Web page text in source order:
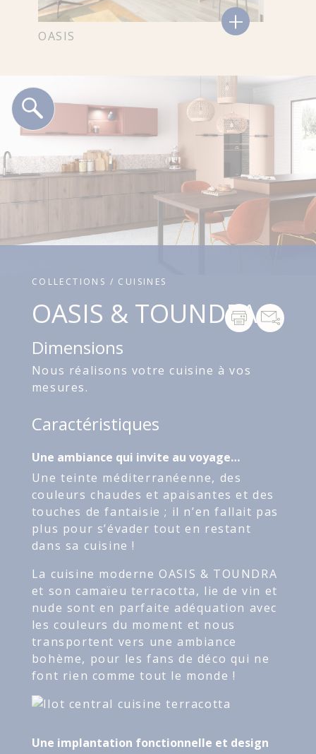
OASIS +
COLLECTIONS / CUISINES
OASIS & TOUNDRA
Dimensions
Nous réalisons votre cuisine à vos
mesures.
Caractéristiques
Une ambiance qui invite au voyage…
Une teinte méditerranéenne, des
couleurs chaudes et apaisantes et des
touches de fantaisie ; il n’en fallait pas
plus pour s’évader tout en restant
dans sa cuisine !
La cuisine moderne OASIS & TOUNDRA
et son camaïeu terracotta, lie de vin et
nude sont en parfaite adéquation avec
les couleurs du moment et nous
transportent vers une ambiance
bohème, pour les fans de déco qui ne
font rien comme tout le monde !
Une implantation fonctionnelle et design